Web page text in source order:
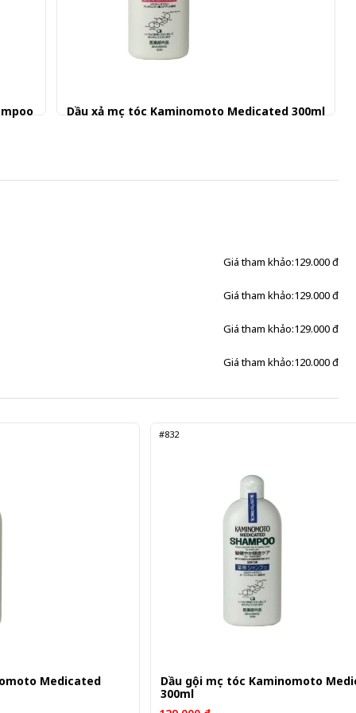
Dầu xả mọc tóc Kaminomoto Medicated 300ml
Giá tham khảo:129.000 đ
Giá tham khảo:129.000 đ
Giá tham khảo:129.000 đ
Giá tham khảo:120.000 đ
Medicated
#832
Dầu gội mọc tóc Kaminomoto
300ml